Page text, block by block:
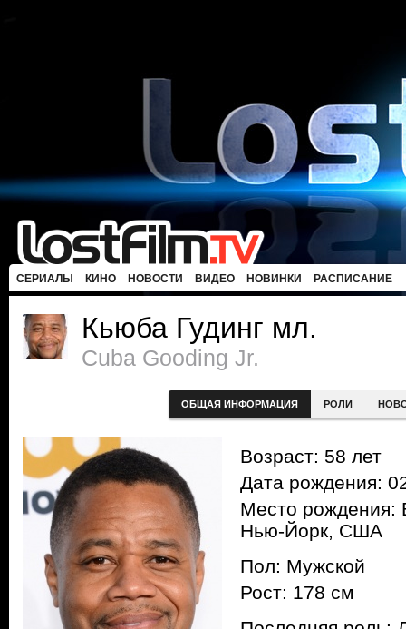
СЕРИАЛЫ КИНО НОВОСТИ ВИДЕО НОВИНКИ РАСПИСАНИЕ
Кьюба Гудинг мл.
Cuba Gooding Jr.
ОБЩАЯ ИНФОРМАЦИЯ РОЛИ
Возраст: 58 лет
Дата рождения:
Место рождения:
Нью-Йорк, США
Пол: Мужской
Рост: 178 см